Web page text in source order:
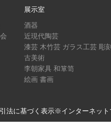
展示室
酒器
近現代陶芸
漆芸 木竹芸 ガラス工芸 彫
古美術
李朝家具 和箪笥
絵画 書画
法に基づく表示※インターネッ